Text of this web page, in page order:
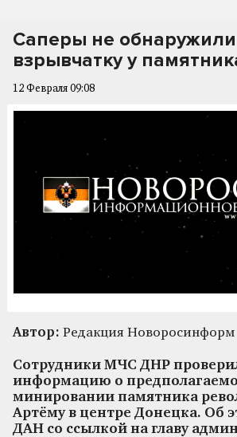
Саперы не обнаружили
взрывчатку у
12 Февраля 09:08
Автор: Редакция Новоросинформ
Сотрудники МЧС ДНР
информацию о
минировании памятника
Артёму в центре Донецка. Об
ДАН со ссылкой на главу